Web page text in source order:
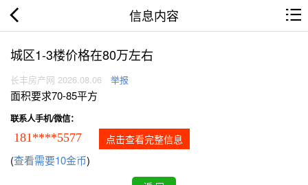
信息内容
城区1-3楼价格在80万左右
长丰房产网 2026.08.06 举报
面积要求70-85平方
联系人手机/微信：
181****5577 点击查看完整信息
(查看需要10金币)